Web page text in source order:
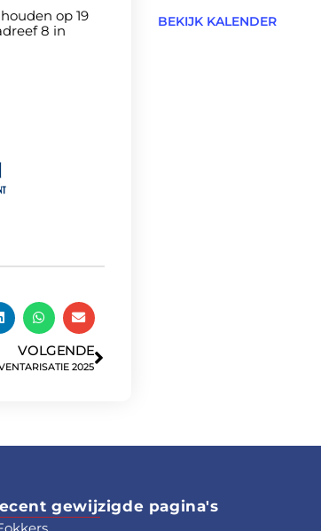
op 19
8 in
VOLGENDE
2025
BEKIJK KALENDER
gewijzigde pagina's